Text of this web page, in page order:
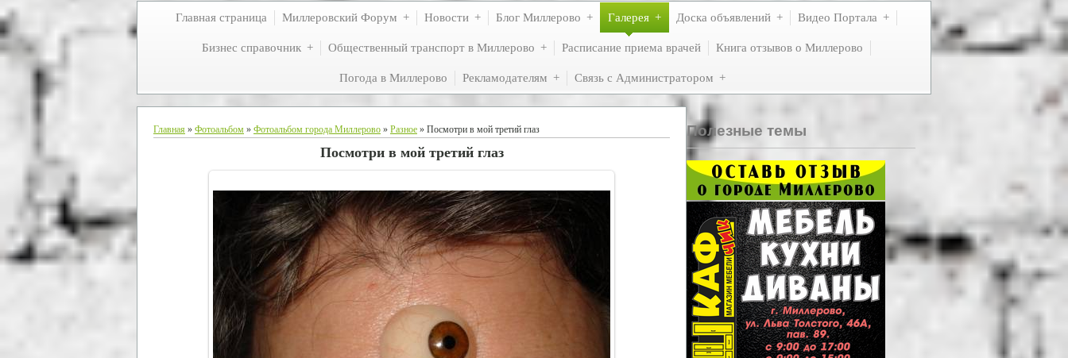
Главная страница Миллеровский Форум Новости Блог Миллерово Галерея Доска объявлений Видео Портала
Бизнес справочник Общественный транспорт в Миллерово Расписание приема врачей Книга отзывов о Миллерово
Погода в Миллерово Рекламодателям Связь с Администратором
Главная » Фотоальбом » Фотоальбом города Миллерово » Разное » Посмотри в мой третий глаз
Посмотри в мой третий глаз
Полезные темы